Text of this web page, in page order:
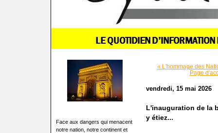
Face aux dangers qui menacent
notre nation, notre continent et
« L'hommage des
Page
vendredi, 15 mai 2026
L'inauguration de la
y étiez...